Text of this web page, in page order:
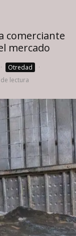
comerciante
mercado
· Otredad
·
lectura